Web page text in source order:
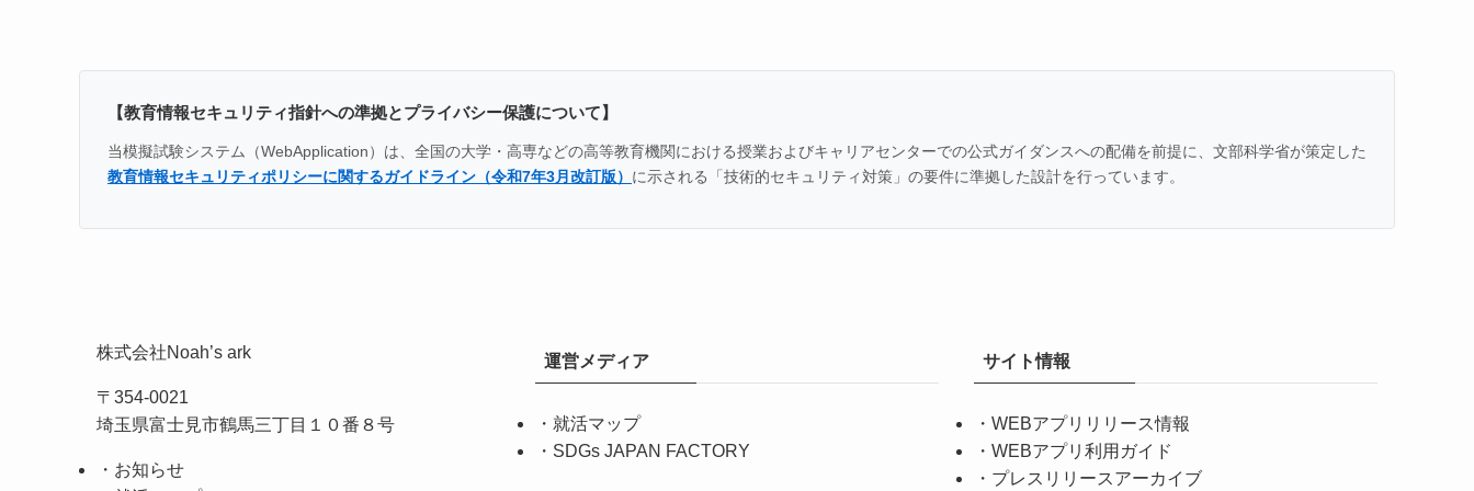
【教育情報セキュリティ指針への準拠とプライバシー保護について】
当模擬試験システム（WebApplication）は、全国の大学・高専などの高等教育機関における授業およびキャリアセンターでの公式ガイダンスへの配備を前提に、文部科学省が策定した
教育情報セキュリティポリシーに関するガイドライン（令和7年3月改訂版） に示される「技術的セキュリティ対策」の要件に準拠した設計を行っています。
株式会社Noah’s ark
〒354-0021
埼玉県富士見市鶴馬三丁目１０番８号
・お知らせ
運営メディア
・ 就活マップ
・ SDGs JAPAN FACTORY
サイト情報
・ WEBアプリリリース情報
・ WEBアプリ利用ガイド
・ プレスリリースアーカイブ